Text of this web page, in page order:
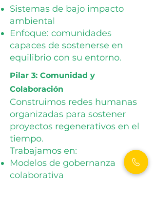
Sistemas de bajo impacto
ambiental
Enfoque: comunidades
capaces de sostenerse en
equilibrio con su entorno.
Pilar 3: Comunidad y
Colaboración
Construimos redes humanas
organizadas para sostener
proyectos regenerativos en el
tiempo.
Trabajamos en:
Modelos de gobernanza
colaborativa